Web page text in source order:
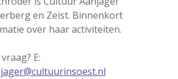
en Zeist. Binnenkort
over haar activiteiten.
E:
VolksUniversiteit